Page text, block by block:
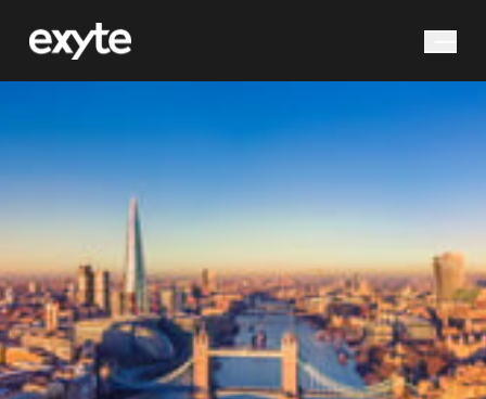
co hledáte?
Vyhledávání